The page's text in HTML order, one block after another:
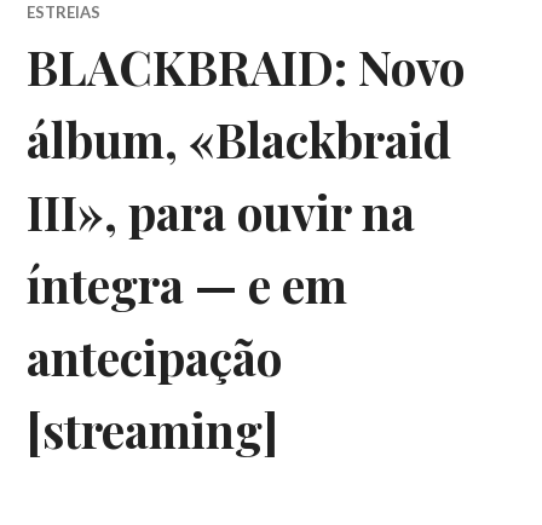
ESTREIAS
BLACKBRAID: Novo
álbum, «Blackbraid
III», para ouvir na
íntegra — e em
antecipação
[streaming]